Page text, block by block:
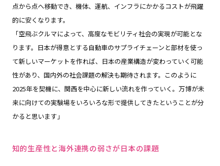
点から点へ移動でき、機体、運航、インフラにかかるコストが飛躍
的に安くなります。
「空飛ぶクルマによって、高度なモビリティ社会の実現が可能とな
ります。日本が得意とする自動車のサプライチェーンと部材を使っ
て新しいマーケットを作れば、日本の産業構造が変わっていく可能
性があり、国内外の社会課題の解決も期待されます。このように
2025年を契機に、関西を中心に新しい流れを作っていく。万博が未
来に向けての実験場をいろいろな形で提供してきたということが分
かると思います」
知的生産性と海外連携の弱さが日本の課題